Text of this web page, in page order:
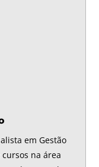
em Gestão
na área